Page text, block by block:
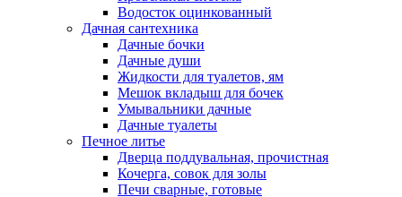
Водосток оцинкованный
Дачная сантехника
Дачные бочки
Дачные души
Жидкости для туалетов, ям
Мешок вкладыш для бочек
Умывальники дачные
Дачные туалеты
Печное литье
Дверца поддувальная, прочистная
Кочерга, совок для золы
Печи сварные, готовые